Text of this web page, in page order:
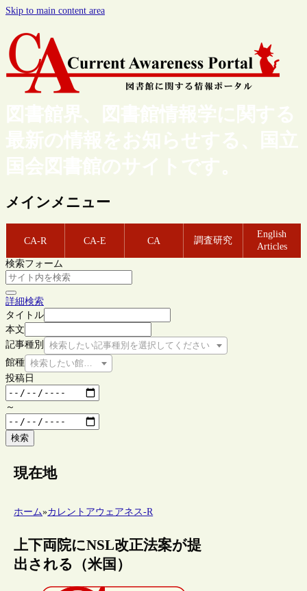
Skip to main content area
図書館界、図書館情報学に関する
最新の情報をお知らせする、国立
国会図書館のサイトです。
メインメニュー
CA-R CA-E CA 調査研究
English
Articles
検索フォーム
詳細検索
タイトル
本文
記事種別
検索したい記事種別を選択してください
館種 検索したい館種を選択してください
投稿日
～
検索
現在地
ホーム»カレントアウェアネス-R
上下両院にNSL改正法案が提
出される（米国）